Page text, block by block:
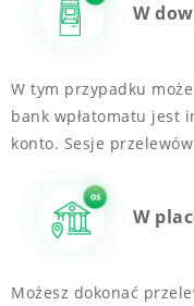
W
W tym przypadku
bank wpłatomatu jest
konto. Sesje
W
Możesz dokonać